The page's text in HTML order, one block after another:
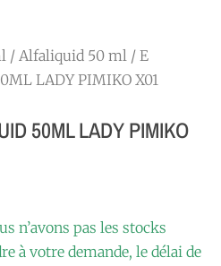
/ Alfaliquid 50 ml / E
LADY PIMIKO X01
50ML LADY PIMIKO
n’avons pas les stocks
à votre demande, le délai de